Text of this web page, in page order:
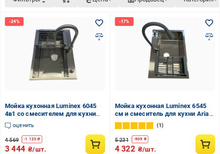
Мойка кухонная Luminex 6045
4в1 со смесителем для кухни
3,0/1,0 мм
оценить
4 569 -1 125 ₴
3 444 ₴/шт.
Мойка кухонная Luminex 6545
см и смеситель для кухни Aria
015F31 с гибким изливом Серый
1
5 231 -909 ₴
4 322 ₴/шт.